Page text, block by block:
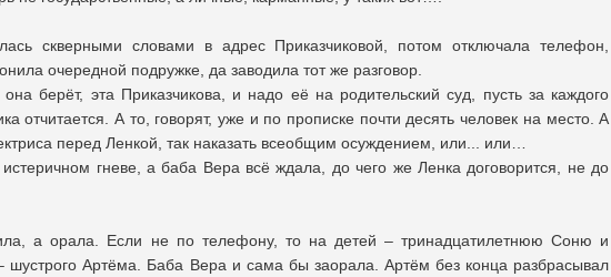
скверными словами в адрес Приказчиковой, потом отключала телефон,
очередной подружке, да заводила тот же разговор.
берёт, эта Приказчикова, и надо её на родительский суд, пусть за каждого
отчитается. А то, говорят, уже и по прописке почти десять человек на место. А
перед Ленкой, так наказать всеобщим осуждением, или... или…
гневе, а баба Вера всё ждала, до чего же Ленка договорится, не до
а орала. Если не по телефону, то на детей – тринадцатилетнюю Соню и
шустрого Артёма. Баба Вера и сама бы заорала. Артём без конца разбрасывал